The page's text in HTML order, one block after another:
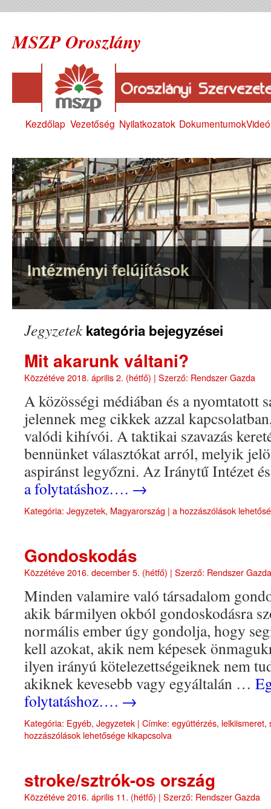
MSZP Oroszlány
Kezdőlap Vezetőség Nyilatkozatok Dokumentumok
Intézményi felújítások
Jegyzetekkategória bejegyzései
Mit akarunk váltani?
Közzétéve2018. április 2. (hétfő) | Szerző: Rendszer Gazda
A közösségi médiában és a nyomtatott
jelennek meg cikkek azzal
valódi kihívói. A taktikai szavazás
bennünket választókat arról, melyik
aspiránst legyőzni. Az Iránytű Intézet
a folytatáshoz…. →
Kategória: Jegyzetek, Magyarország | a hozzászólások
Gondoskodás
Közzétéve2016. december 5. (hétfő) | Szerző: Rendszer Gazda
Minden valamire való társadalom
akik bármilyen okból gondoskodásra
normális ember úgy gondolja, hogy
kell azokat, akik nem képesek
ilyen irányú kötelezettségeiknek nem
akiknek kevesebb vagy egyáltalán …
folytatáshoz…. →
Kategória: Egyéb, Jegyzetek | Címke: együttérzés, lelkiismeret,
hozzászólások lehetősége kikapcsolva
stroke/sztrók-os ország
Közzétéve2016. április 11. (hétfő) | Szerző: Rendszer Gazda